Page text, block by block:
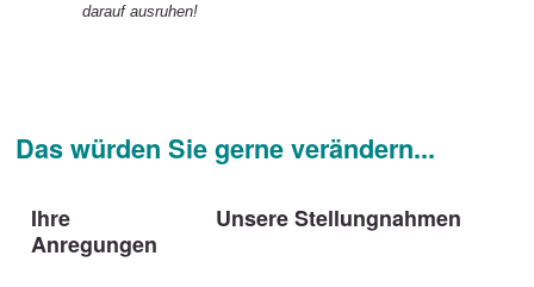
darauf ausruhen!
Das würden Sie gerne verändern...
Ihre
Anregungen
Unsere Stellungnahmen